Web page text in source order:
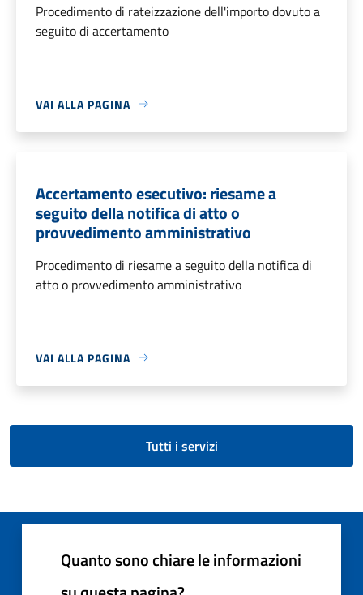
Procedimento di rateizzazione dell'importo dovuto a
seguito di accertamento
VAI ALLA PAGINA
Accertamento esecutivo: riesame a
seguito della notifica di atto o
provvedimento amministrativo
Procedimento di riesame a seguito della notifica di
atto o provvedimento amministrativo
VAI ALLA PAGINA
Tutti i servizi
Quanto sono chiare le informazioni